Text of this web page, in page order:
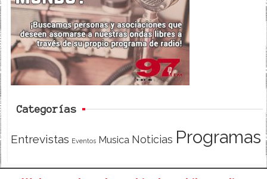
b
o
o
t
e
Categorías
Entrevistas Eventos Musica Noticias Programas